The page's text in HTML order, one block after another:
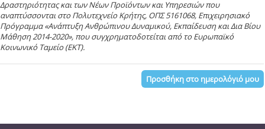
Δραστηριότητας και των Νέων Προϊόντων και Υπηρεσιών που
αναπτύσσονται στο Πολυτεχνείο Κρήτης, OΠΣ 5161068, Επιχειρησιακό
Πρόγραμμα «Ανάπτυξη Ανθρώπινου Δυναμικού, Εκπαίδευση και Δια Βίου
Μάθηση 2014-2020», που συγχρηματοδοτείται από το Ευρωπαϊκό
Κοινωνικό Ταμείο (ΕΚΤ).
Προσθήκη στο ημερολόγιό μου